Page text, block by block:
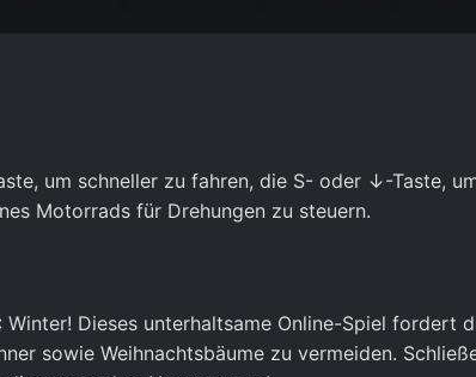
um schneller zu fahren, die S- oder ↓-Taste,
Motorrads für Drehungen zu steuern.
Dieses unterhaltsame Online-Spiel fordert
sowie Weihnachtsbäume zu vermeiden.